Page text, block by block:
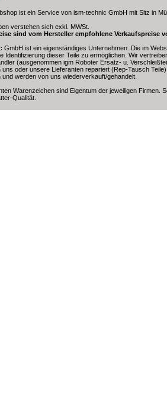
ist ein Service von ism-technic GmbH mit Sitz in
verstehen sich exkl. MWSt.
sind vom Hersteller empfohlene Verkaufspreise
GmbH ist ein eigenständiges Unternehmen. Die im
Identifizierung dieser Teile zu ermöglichen. Wir
(ausgenommen igm Roboter Ersatz- u.
uns oder unsere Lieferanten repariert (Rep-Tausch
und werden von uns wiederverkauft/gehandelt.
Warenzeichen sind Eigentum der jeweiligen Firmen.
Qualität.